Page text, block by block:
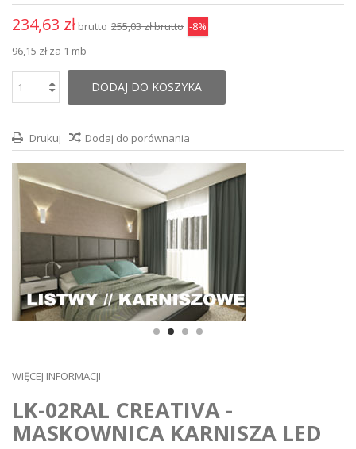
234,63 zł brutto 255,03 złbrutto -8%
96,15 złza 1 mb
DODAJ DO KOSZYKA
Drukuj Dodaj do porównania
WIĘCEJ INFORMACJI
LK-02RAL CREATIVA -
MASKOWNICA KARNISZA LED